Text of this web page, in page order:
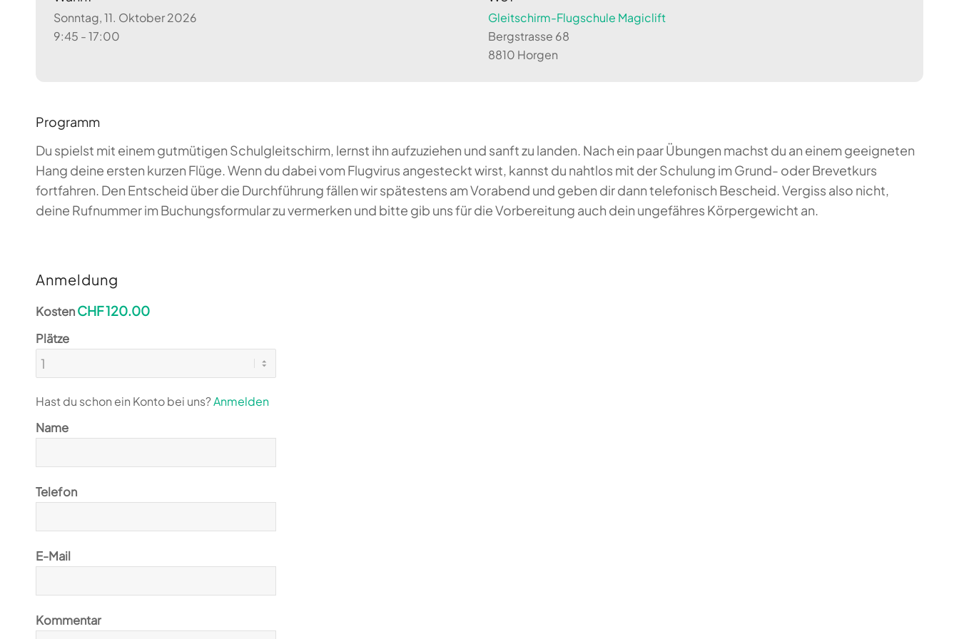
Sonntag, 11. Oktober 2026
9:45 - 17:00
Gleitschirm-Flugschule Magiclift
Bergstrasse 68
8810 Horgen
Programm
Du spielst mit einem gutmütigen Schulgleitschirm, lernst ihn aufzuziehen und sanft zu landen. Nach ein paar Übungen machst du an einem geeigneten
Hang deine ersten kurzen Flüge. Wenn du dabei vom Flugvirus angesteckt wirst, kannst du nahtlos mit der Schulung im Grund- oder Brevetkurs
fortfahren. Den Entscheid über die Durchführung fällen wir spätestens am Vorabend und geben dir dann telefonisch Bescheid. Vergiss also nicht,
deine Rufnummer im Buchungsformular zu vermerken und bitte gib uns für die Vorbereitung auch dein ungefähres Körpergewicht an.
Anmeldung
KostenCHF 120.00
Plätze
Hast du schon ein Konto bei uns?Anmelden
Name
Telefon
E-Mail
Kommentar